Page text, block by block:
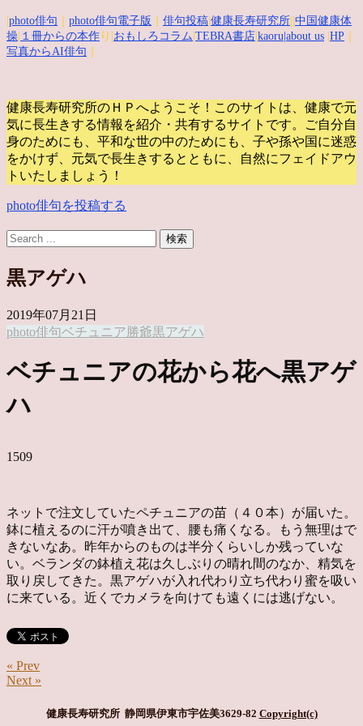
photo俳句 photo俳句電子版 俳句投稿 健康長寿研究所 中国健康体
操 １冊からの本作 り| おもしろコラム TEBRA書店 kaoru |about us HP
写真からAI俳句
健康長寿研究所のＨＰへようこそ！このサイトは、健康で元
気に長生きする情報を紹介・共有するサイトです。
ご自分自
身のためにも、平和な世の中のためにも、子や孫や国に迷惑
をかけず、元気で長生きするとともに、自然にフェイドアウ
トいたしましょう！
photo俳句を投稿する
黒アゲハ
2019年07月21日
photo俳句ベチュニア 勝爺黒アゲハ
ベチュニアの花から花へ黒アゲ
ハ
1509
ネットで注文していたペチュニアの苗（４０本）が届いた。
鉢に植えるのに汗が噴き出て、腰も痛くなる。もう無理はで
きないなあ。昨年からのものは半分くらいしか残っていな
い。ベランダの鉢植え花は久しぶりの晴れ間のなか、精気を
取り戻してきた。黒アゲハが入れ代わり立ち代わり蜜を吸い
に来ている。近くでカメラを向けても遠くには逃げない。
« Prev
Next »
健康長寿研究所 静岡県伊東市宇佐美3629-82 Copyright(c)